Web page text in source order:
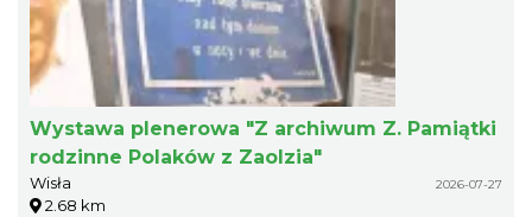
Wystawa plenerowa "Z archiwum Z. Pamiątki
rodzinne Polaków z Zaolzia"
Wisła 2026-07-27
2.68 km